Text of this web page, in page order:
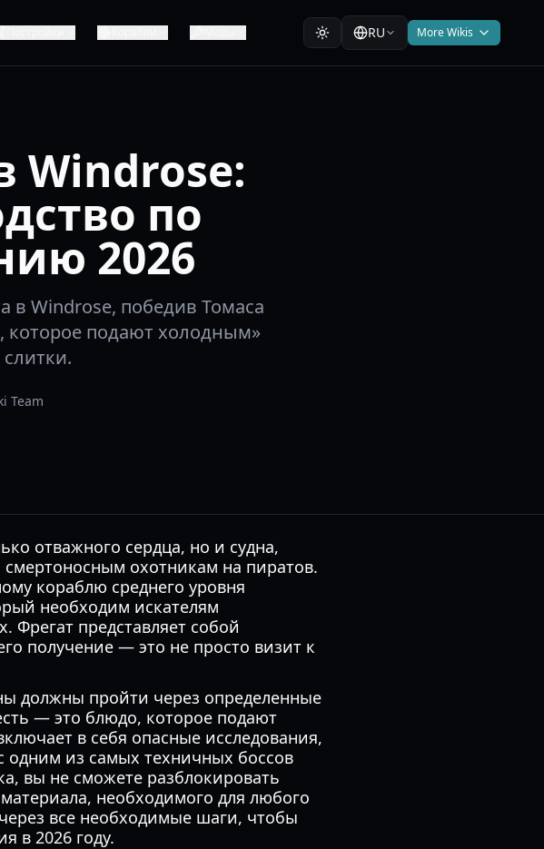
RU More Wikis
Windrose:
по
2026
в Windrose, победив Томаса
которое подают холодным»
Team
отважного сердца, но и судна,
охотникам на пиратов.
кораблю среднего уровня
необходим искателям
представляет собой
получение — это не просто визит к
должны пройти через определенные
— это блюдо, которое подают
в себя опасные исследования,
одним из самых техничных боссов
вы не сможете разблокировать
необходимого для любого
через все необходимые шаги, чтобы
в 2026 году.